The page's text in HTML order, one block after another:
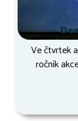
Ve čtvrtek
ročník